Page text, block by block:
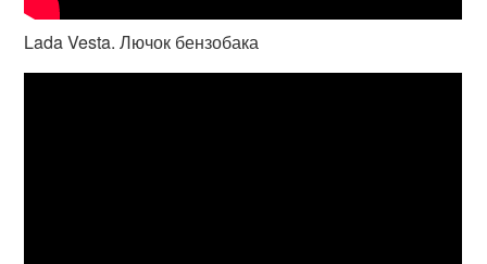
Lada Vesta. Лючок бензобака